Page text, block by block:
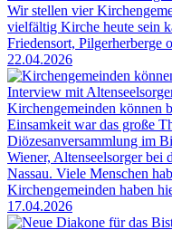
Wir stellen vier
vielfältig Kirche heute sein
Friedensort, Pilgerherberge
22.04.2026
Interview mit
Kirchengemeinden können
Einsamkeit war das große
Diözesanversammlung im
Wiener, Altenseelsorger bei
Nassau. Viele Menschen
Kirchengemeinden haben
17.04.2026